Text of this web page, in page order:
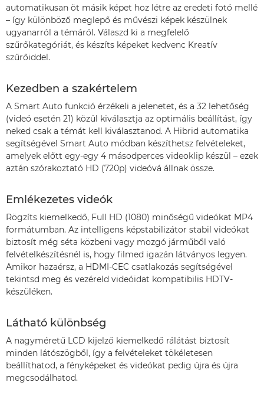
automatikusan öt másik képet hoz létre az eredeti fotó mellé
– így különböző meglepő és művészi képek készülnek
ugyanarról a témáról. Válaszd ki a megfelelő
szűrőkategóriát, és készíts képeket kedvenc Kreatív
szűrőiddel.
Kezedben a szakértelem
A Smart Auto funkció érzékeli a jelenetet, és a 32 lehetőség
(videó esetén 21) közül kiválasztja az optimális beállítást, így
neked csak a témát kell kiválasztanod. A Hibrid automatika
segítségével Smart Auto módban készíthetsz felvételeket,
amelyek előtt egy-egy 4 másodperces videoklip készül – ezek
aztán szórakoztató HD (720p) videóvá állnak össze.
Emlékezetes videók
Rögzíts kiemelkedő, Full HD (1080) minőségű videókat MP4
formátumban. Az intelligens képstabilizátor stabil videókat
biztosít még séta közbeni vagy mozgó járműből való
felvételkészítésnél is, hogy filmed igazán látványos legyen.
Amikor hazaérsz, a HDMI-CEC csatlakozás segítségével
tekintsd meg és vezéreld videóidat kompatibilis HDTV-
készüléken.
Látható különbség
A nagyméretű LCD kijelző kiemelkedő rálátást biztosít
minden látószögből, így a felvételeket tökéletesen
beállíthatod, a fényképeket és videókat pedig újra és újra
megcsodálhatod.